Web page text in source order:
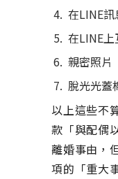
在LINE
在LINE
親密照片
脫光光蓋
以上這些不
款「與配偶
離婚事由，
項的「重大